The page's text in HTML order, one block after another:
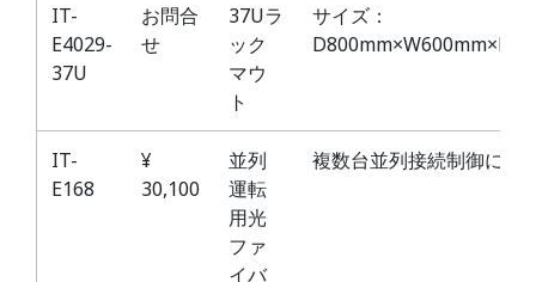
IT-
E4029-
37U
お問合
せ
37Uラ
ック
マウ
ト
サイズ：
IT-
E168
¥
30,100
並列
運転
用光
ファ
イバ
複数台並列接続制御に使